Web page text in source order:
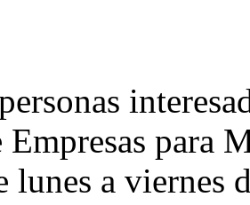
para
lunes a viernes